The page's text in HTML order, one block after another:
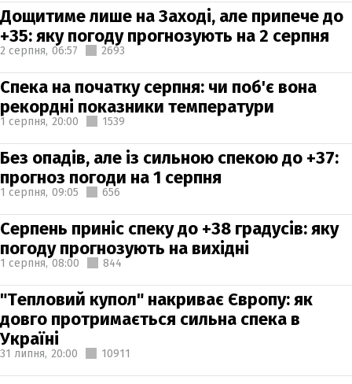
Дощитиме лише на Заході, але припече до
+35: яку погоду прогнозують на 2 серпня
2 серпня, 06:57 2693
Спека на початку серпня: чи поб'є вона
рекордні показники температури
1 серпня, 20:00 1539
Без опадів, але із сильною спекою до +37:
прогноз погоди на 1 серпня
1 серпня, 09:05 656
Серпень приніс спеку до +38 градусів: яку
погоду прогнозують на вихідні
1 серпня, 08:00 844
"Тепловий купол" накриває Європу: як
довго протримається сильна спека в
Україні
31 липня, 20:00 10911